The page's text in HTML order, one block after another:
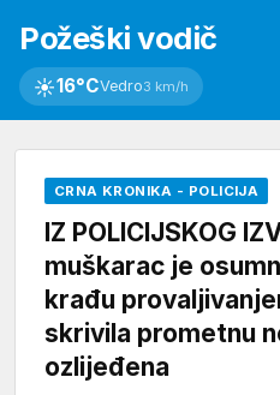
Požeški vodič
☀16°CVedro3 km/h
CRNA KRONIKA - POLICIJA
IZ POLICIJSKOG
muškarac je
krađu
skrivila prometnu
ozlijeđena